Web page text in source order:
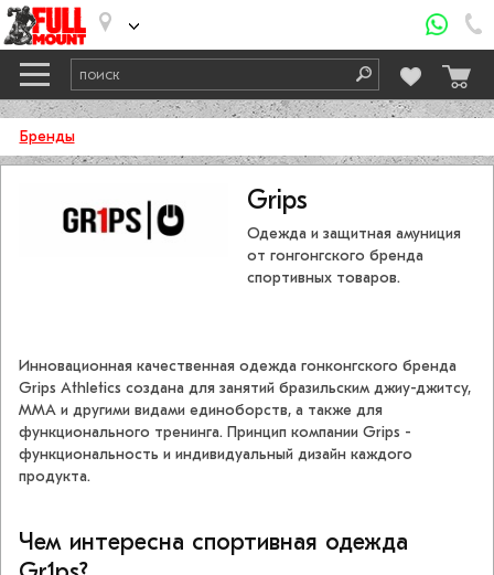
Бренды
Grips
Одежда и защитная амуниция
от гонгонгского бренда
спортивных товаров.
Инновационная качественная одежда гонконгского бренда
Grips Athletics создана для занятий бразильским джиу-джитсу,
ММА и другими видами единоборств, а также для
функционального тренинга. Принцип компании Grips -
функциональность и индивидуальный дизайн каждого
продукта.
Чем интересна спортивная одежда